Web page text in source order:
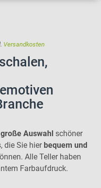
Versandkosten
große Auswahl schöner
die Sie hier bequem und
Alle Teller haben
Farbaufdruck.